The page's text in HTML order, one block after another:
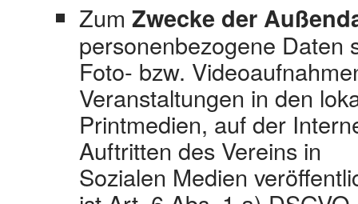
Zum Zwecke der
personenbezogene Daten
Foto‐ bzw.
Veranstaltungen in den
Printmedien, auf der
Auftritten des Vereins in
Sozialen Medien